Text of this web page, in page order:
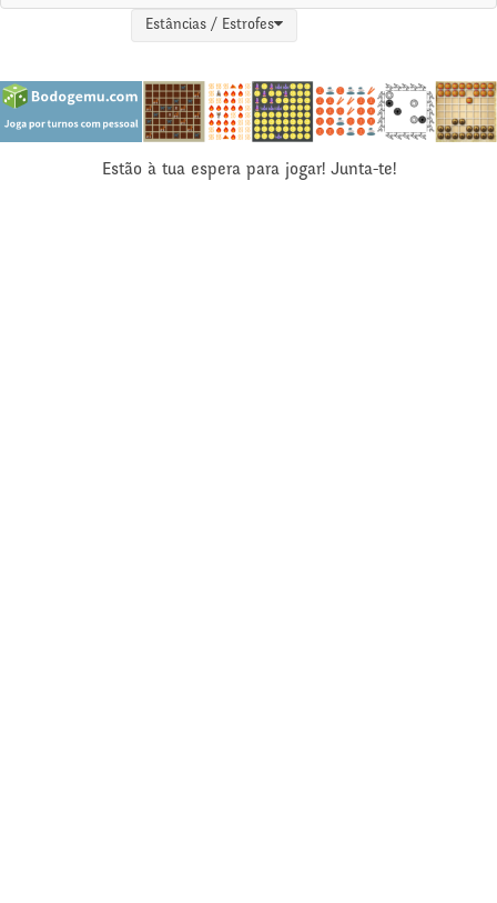
Estâncias / Estrofes
Estão à tua espera para jogar! Junta-te!